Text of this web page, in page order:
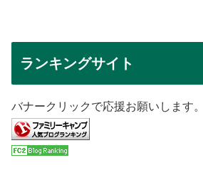
ランキングサイト
バナークリックで応援お願いします。